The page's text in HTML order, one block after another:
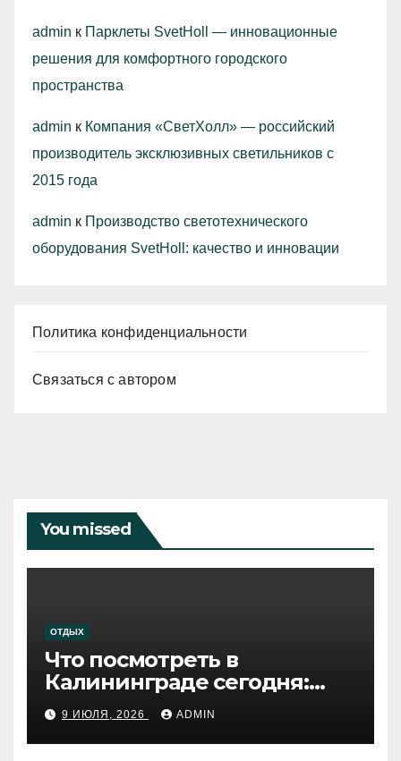
admin к Парклеты SvetHoll — инновационные
решения для комфортного городского
пространства
admin к Компания «СветХолл» — российский
производитель эксклюзивных светильников с
2015 года
admin к Производство светотехнического
оборудования SvetHoll: качество и инновации
Политика конфиденциальности
Связаться с автором
You missed
ОТДЫХ
Что посмотреть в
Калининграде сегодня:
путеводитель по самому
западному городу России
9 ИЮЛЯ, 2026 ADMIN